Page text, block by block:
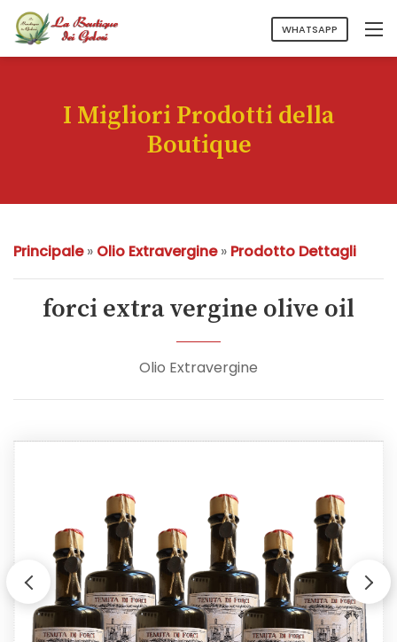
WHATSAPP
I Migliori Prodotti della
Boutique
Principale» Olio Extravergine» Prodotto Dettagli
forci extra vergine olive oil
Olio Extravergine